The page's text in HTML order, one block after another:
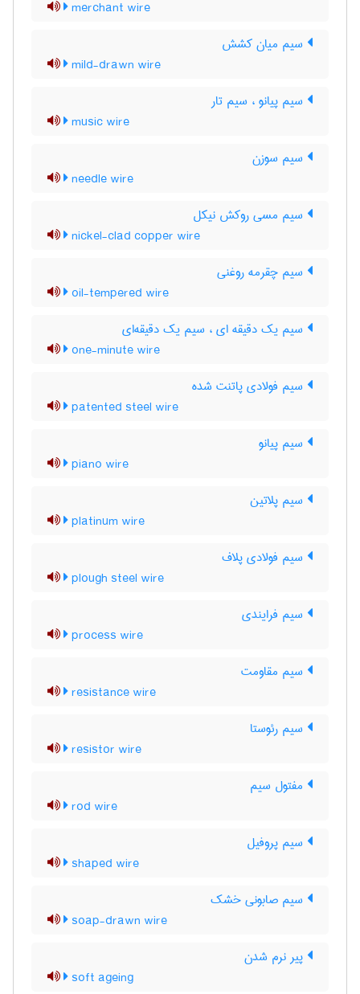
merchant wire
سیم میان کشش
mild-drawn wire
سیم پیانو ، سیم تار
music wire
سیم سوزن
needle wire
سیم مسی روکش نیکل
nickel-clad copper wire
سیم چقرمه روغنی
oil-tempered wire
سیم یک دقیقه ای ، سیم یک دقیقه‌ای
one-minute wire
سیم فولادی پاتنت شده
patented steel wire
سیم پیانو
piano wire
سیم پلاتین
platinum wire
سیم فولادی پلاف
plough steel wire
سیم فرایندی
process wire
سیم مقاومت
resistance wire
سیم رئوستا
resistor wire
مفتول سیم
rod wire
سیم پروفیل
shaped wire
سیم صابونی خشک
soap-drawn wire
پیر نرم شدن
soft ageing